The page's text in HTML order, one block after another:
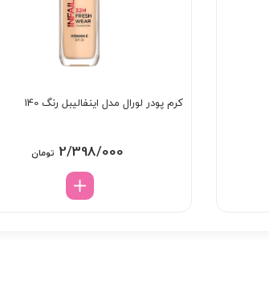
کرم پودر لورال مدل اینفالیبل رنگ 140
2/398/000 تومان